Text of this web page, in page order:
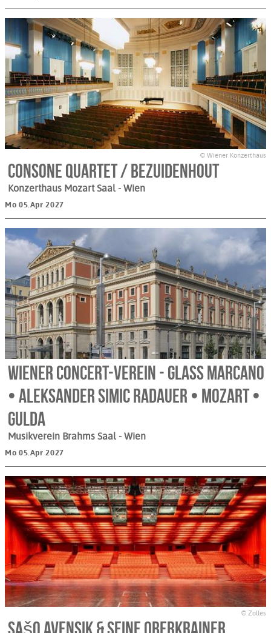
© Wiener Konzerthaus
Consone Quartet / Bezuidenhout
Konzerthaus Mozart Saal - Wien
Mo 05.Apr 2027
Wiener Concert-Verein - Glass Marcano
• Aleksander Simic Radauer • Mozart •
Gulda
Musikverein Brahms Saal - Wien
Mo 05.Apr 2027
© Zolles
Sašo Avensik & seine Oberkrainer